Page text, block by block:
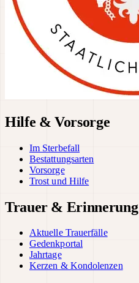
Hilfe & Vorsorge
Im Sterbefall
Bestattungsarten
Vorsorge
Trost und Hilfe
Trauer & Erinnerung
Aktuelle Trauerfälle
Gedenkportal
Jahrtage
Kerzen & Kondolenzen